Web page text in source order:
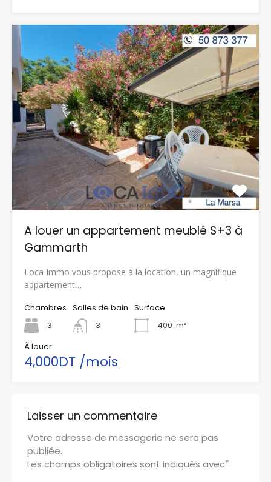
A louer un appartement meublé S+3 à
Gammarth
Loca Immo vous propose à la location, un magnifique
appartement…
Chambres
3
Salles de bain
3
Surface
400 m²
À louer
4,000DT /mois
Laisser un commentaire
Votre adresse de messagerie ne sera pas
publiée.
Les champs obligatoires sont indiqués avec*